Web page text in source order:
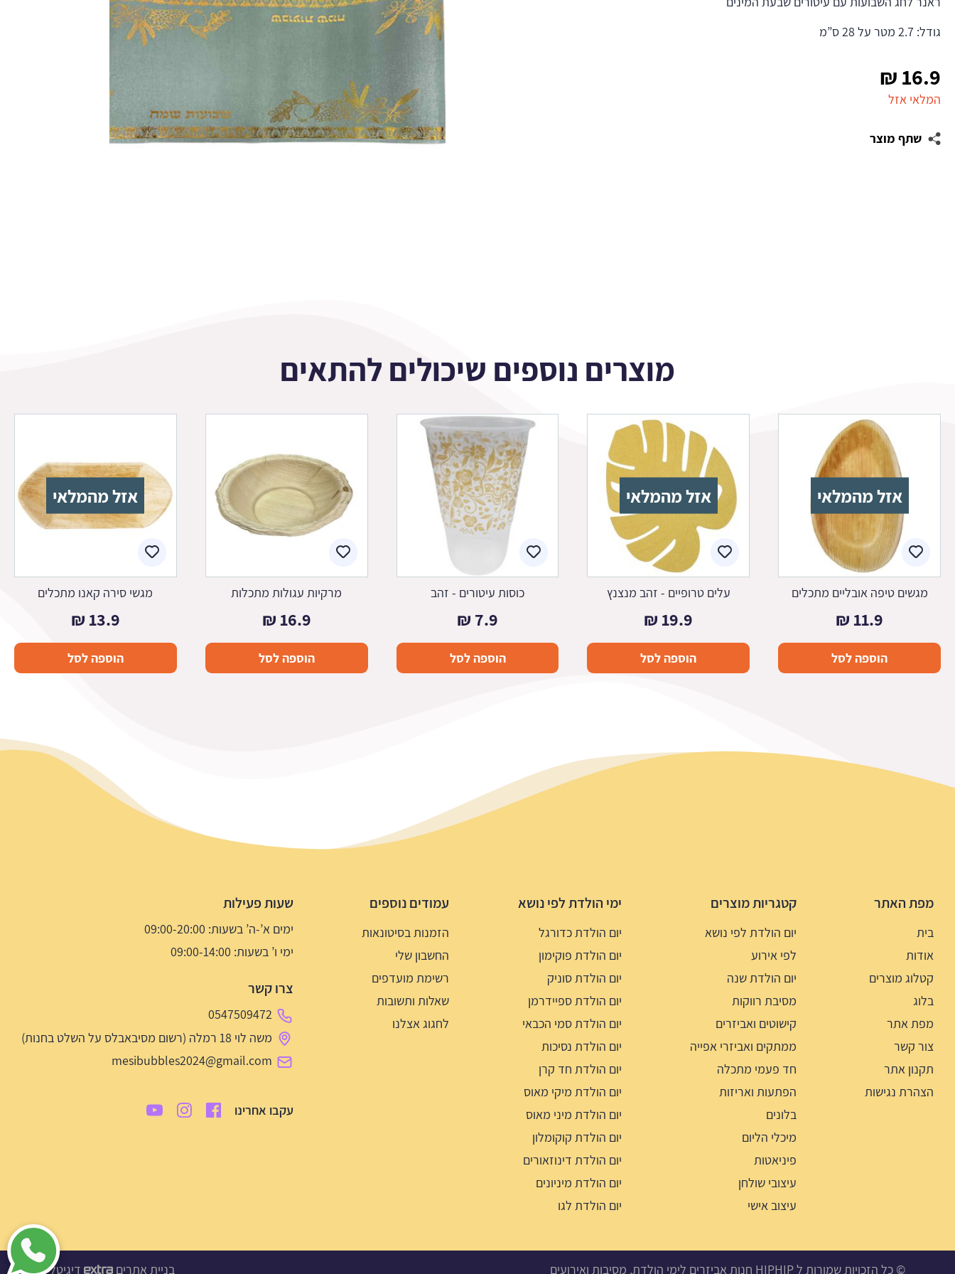
גודל: 2.7 מטר על 28 ס”מ
16.9
₪
המלאי אזל
שתף מוצר
מוצרים נוספים שיכולים להתאים
אזל מהמלאי
מגשים טיפה אובליים מתכלים
11.9
₪
הוספה לסל
אזל מהמלאי
עלים טרופיים - זהב מנצנץ
19.9
₪
הוספה לסל
כוסות עיטורים - זהב
7.9
₪
הוספה לסל
מרקיות עגולות מתכלות
16.9
₪
הוספה לסל
אזל מהמלאי
מגשי סירה קאנו מתכלים
13.9
₪
הוספה לסל
מפת האתר
בית
אודות
קטלוג מוצרים
בלוג
מפת אתר
צור קשר
תקנון אתר
הצהרת נגישות
קטגריות מוצרים
יום הולדת לפי נושא
לפי אירוע
יום הולדת שנה
מסיבת רווקות
קישוטים ואביזרים
ממתקים ואביזרי אפייה
חד פעמי מתכלה
הפתעות ואריזות
בלונים
מיכלי הליום
פיניאטות
עיצובי שולחן
עיצוב אישי
ימי הולדת לפי נושא
יום הולדת כדורגל
יום הולדת פוקימון
יום הולדת סוניק
יום הולדת ספיידרמן
יום הולדת סמי הכבאי
יום הולדת נסיכות
יום הולדת חד קרן
יום הולדת מיקי מאוס
יום הולדת מיני מאוס
יום הולדת קוקומלון
יום הולדת דינוזאורים
יום הולדת מיניונים
יום הולדת לגו
עמודים נוספים
הזמנות בסיטונאות
החשבון שלי
רשימת מועדפים
שאלות ותשובות
לחגוג אצלנו
שעות פעילות
ימים א’-ה’ בשעות: 09:00-20:00
ימי ו’ בשעות: 09:00-14:00
צרו קשר
0547509472
משה לוי 18 רמלה (רשום מסיבאבלס על השלט בחנות)
mesibubbles2024@gmail.com
עקבו אחרינו
© כל הזכויות שמורות ל HIPHIP חנות אביזרים לימי הולדת, מסיבות ואירועים בניית אתרים דיגיטל